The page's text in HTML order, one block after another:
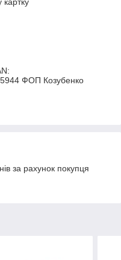
ФОП Козубенко
за рахунок покупця